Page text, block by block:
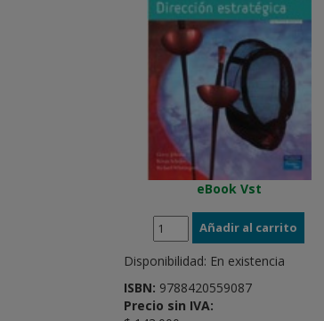
eBook Vst
Disponibilidad: En existencia
ISBN: 9788420559087
Precio sin IVA: